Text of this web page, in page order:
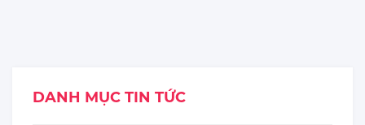
DANH MỤC TIN TỨC